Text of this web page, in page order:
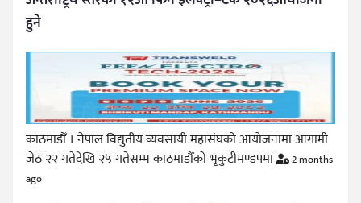
हुने
काठमाडौँ । नेपाल विद्युतीय व्यवसायी महासंघको आयोजनामा आगामी
जेठ २२ गतेदेखि २५ गतेसम्म काठमाडौँको भृकुटीमण्डपमा
2 months
ago